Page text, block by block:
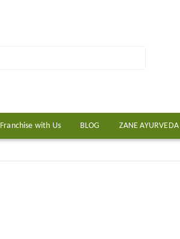
Franchise with Us BLOG ZANE